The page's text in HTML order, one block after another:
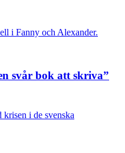
i Fanny och Alexander.
svår bok att skriva”
i de svenska